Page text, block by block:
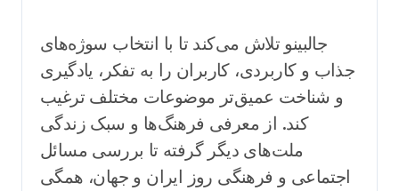
جالبینو تلاش می‌کند تا با انتخاب سوژه‌های
جذاب و کاربردی، کاربران را به تفکر، یادگیری
و شناخت عمیق‌تر موضوعات مختلف ترغیب
کند. از معرفی فرهنگ‌ها و سبک زندگی
ملت‌های دیگر گرفته تا بررسی مسائل
اجتماعی و فرهنگی روز ایران و جهان، همگی